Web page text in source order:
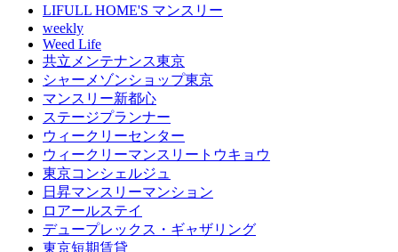
LIFULL HOME'S マンスリー
weekly
Weed Life
共立メンテナンス東京
シャーメゾンショップ東京
マンスリー新都心
ステージプランナー
ウィークリーセンター
ウィークリーマンスリートウキョウ
東京コンシェルジュ
日昇マンスリーマンション
ロアールステイ
デュープレックス・ギャザリング
東京短期賃貸